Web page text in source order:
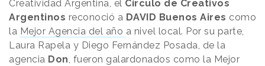
Creatividad Argentina, el Círculo de Creativos
Argentinos reconoció a DAVID Buenos Aires como
la Mejor Agencia del año a nivel local. Por su parte,
Laura Rapela y Diego Fernández Posada, de la
agencia Don, fueron galardonados como la Mejor